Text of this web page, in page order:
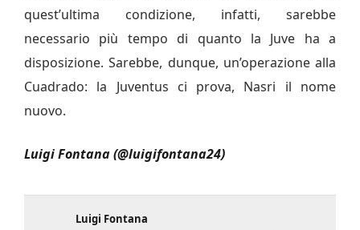
quest’ultima condizione, infatti, sarebbe
necessario più tempo di quanto la Juve ha a
disposizione. Sarebbe, dunque, un’operazione alla
Cuadrado: la Juventus ci prova, Nasri il nome
nuovo.
Luigi Fontana (@luigifontana24)
Luigi Fontana